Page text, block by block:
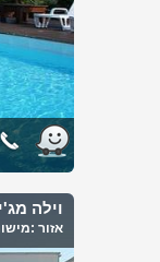
וילה
אזור :